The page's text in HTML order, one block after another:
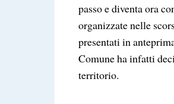
passo e diventa ora
organizzate nelle
presentati in
Comune ha infatti
territorio.